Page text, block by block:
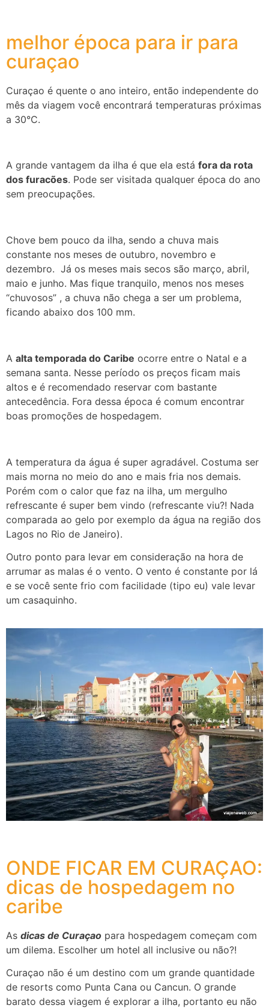
melhor época para ir para
curaçao
Curaçao é quente o ano inteiro, então independente do
mês da viagem você encontrará temperaturas próximas
a 30°C.
A grande vantagem da ilha é que ela está fora da rota
dos furacões. Pode ser visitada qualquer época do ano
sem preocupações.
Chove bem pouco da ilha, sendo a chuva mais
constante nos meses de outubro, novembro e
dezembro. Já os meses mais secos são março, abril,
maio e junho. Mas fique tranquilo, menos nos meses
“chuvosos” , a chuva não chega a ser um problema,
ficando abaixo dos 100 mm.
A alta temporada do Caribe ocorre entre o Natal e a
semana santa. Nesse período os preços ficam mais
altos e é recomendado reservar com bastante
antecedência. Fora dessa época é comum encontrar
boas promoções de hospedagem.
A temperatura da água é super agradável. Costuma ser
mais morna no meio do ano e mais fria nos demais.
Porém com o calor que faz na ilha, um mergulho
refrescante é super bem vindo (refrescante viu?! Nada
comparada ao gelo por exemplo da água na região dos
Lagos no Rio de Janeiro).
Outro ponto para levar em consideração na hora de
arrumar as malas é o vento. O vento é constante por lá
e se você sente frio com facilidade (tipo eu) vale levar
um casaquinho.
ONDE FICAR EM CURAÇAO:
dicas de hospedagem no
caribe
As dicas de Curaçao para hospedagem começam com
um dilema. Escolher um hotel all inclusive ou não?!
Curaçao não é um destino com um grande quantidade
de resorts como Punta Cana ou Cancun. O grande
barato dessa viagem é explorar a ilha, portanto eu não